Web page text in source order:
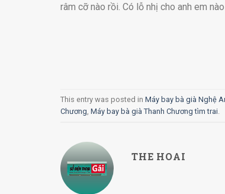
râm cỡ nào rồi. Có lỗ nhị cho anh em
This entry was posted in Máy bay bà già Nghệ
Chương Máy bay bà già Thanh Chương tìm trai
THE HOAI